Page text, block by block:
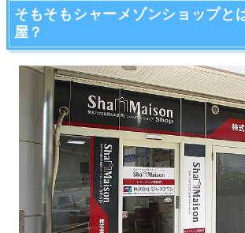
そもそもシャーメゾンショップと
屋？